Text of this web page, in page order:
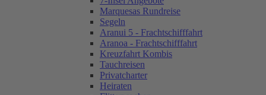
Marquesas Rundreise
Segeln
Aranui 5 - Frachtschifffahrt
Aranoa - Frachtschifffahrt
Kreuzfahrt Kombis
Tauchreisen
Privatcharter
Heiraten